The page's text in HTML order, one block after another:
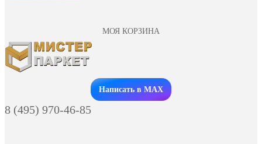
МОЯ КОРЗИНА
Заказать звонок
Написать в MAX
8 (495) 970-46-85